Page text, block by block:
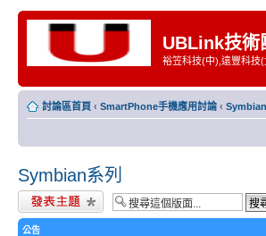
UBLink技術
裕笠科技(中),遠豐科技
討論區首頁 ‹ SmartPhone手機應用討論 ‹ Symbian
Symbian系列
發表新主題
公告